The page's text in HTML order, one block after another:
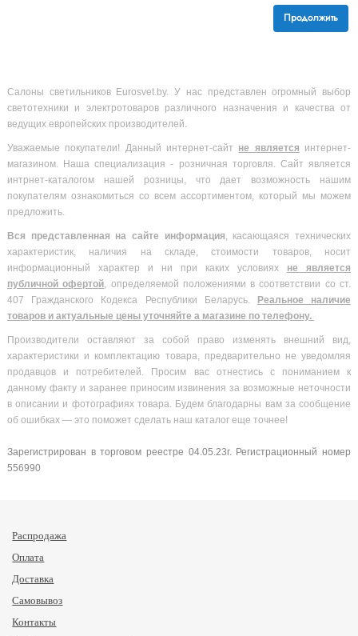
Продолжить
Салоны светильников Eurosvet.by. У нас представлен огромный выбор
светотехники и электротоваров различного назначения и качества от
ведущих европейских производителей.
Уважаемые покупатели! Данный интернет-сайт не является интернет-
магазином. Наша специализация - розничная торговля. Сайт является
интрнет-каталогом нашей розницы, что дает возможность нашим
покупателям ознакомиться со всем ассортиментом, который мы можем
предложить.
Вся представленная на сайте информация, касающаяся технических
характеристик, наличия на складе, стоимости товаров, носит
информационный характер и ни при каких условиях не является
публичной офертой, определяемой положениями в соответствии со ст.
407 Гражданского Кодекса Республики Беларусь.
Реальное наличие
товаров и актуальные цены уточняйте а магазине по телефону.
Производители оставляют за собой право изменять внешний вид,
характеристики и комплектацию товара, предварительно не уведомляя
продавцов и потребителей. Просим вас отнестись с пониманием к
данному факту и заранее приносим извинения за возможные неточности
в описании и фотографиях товара. Будем благодарны вам за сообщение
об ошибках — это поможет сделать наш каталог еще точнее!
Зарегистрирован в торговом реестре 04.05.23г. Регистрационный номер
556990
Распродажа
Оплата
Доставка
Самовывоз
Контакты